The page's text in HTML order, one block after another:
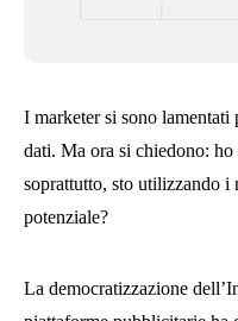
I marketer si sono
dati. Ma ora si chiedono:
soprattutto, sto utilizzando i
potenziale?
La democratizzazione